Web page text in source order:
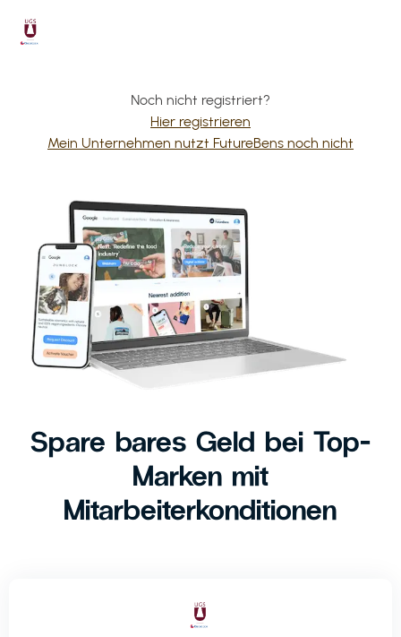
Noch nicht registriert?
Hier registrieren
Mein Unternehmen nutzt FutureBens noch nicht
Spare bares Geld bei Top-
Marken mit
Mitarbeiterkonditionen